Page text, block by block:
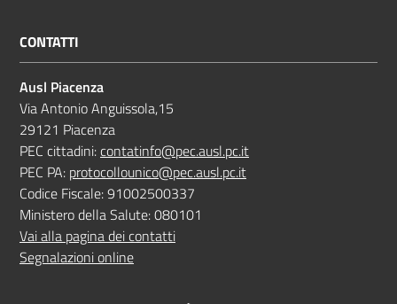
CONTATTI
Ausl Piacenza
Via Antonio Anguissola,15
29121 Piacenza
PEC cittadini:contatinfo@pec.ausl.pc.it
PEC PA: protocollounico@pec.ausl.pc.it
Codice Fiscale: 91002500337
Ministero della Salute: 080101
Vai alla pagina dei contatti
Segnalazioni online